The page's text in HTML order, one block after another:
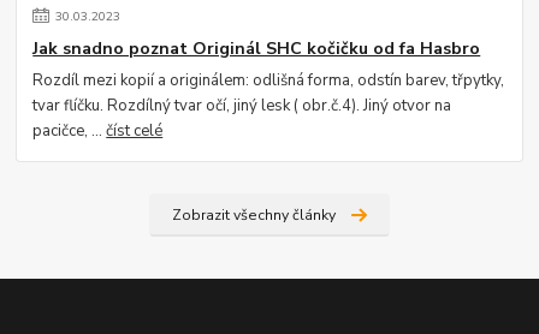
30.03.2023
Jak snadno poznat Originál SHC kočičku od fa Hasbro
Rozdíl mezi kopií a originálem: odlišná forma, odstín barev, třpytky,
tvar flíčku. Rozdílný tvar očí, jiný lesk ( obr.č.4). Jiný otvor na
pacičce, ...číst celé
Zobrazit všechny články